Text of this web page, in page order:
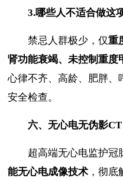
3.哪些人不适合做这
禁忌人群极少，仅重
肾功能衰竭、未控制重度
心律不齐、高龄、肥胖、
安全检查。
六、无心电无伪影CT
超高端无心电监护冠
能无心电成像技术 ，彻